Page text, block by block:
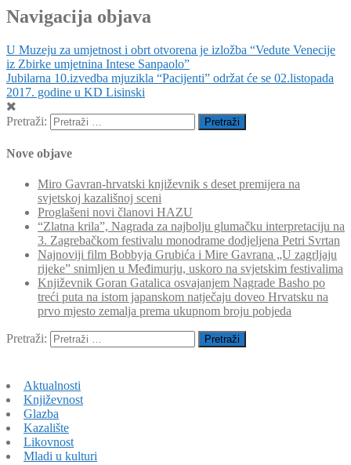
Navigacija objava
U Muzeju za umjetnost i obrt otvorena je izložba “Vedute Venecije
iz Zbirke umjetnina Intese Sanpaolo”
Jubilarna 10.izvedba mjuzikla “Pacijenti” održat će se 02.listopada
2017. godine u KD Lisinski
Pretraži:
Nove objave
Miro Gavran-hrvatski književnik s deset premijera na
svjetskoj kazališnoj sceni
Proglašeni novi članovi HAZU
“Zlatna krila”, Nagrada za najbolju glumačku interpretaciju na
3. Zagrebačkom festivalu monodrame dodjeljena Petri Svrtan
Najnoviji film Bobbyja Grubića i Mire Gavrana „U zagrljaju
rijeke” snimljen u Međimurju, uskoro na svjetskim festivalima
Književnik Goran Gatalica osvajanjem Nagrade Basho po
treći puta na istom japanskom natječaju doveo Hrvatsku na
prvo mjesto zemalja prema ukupnom broju pobjeda
Pretraži:
Aktualnosti
Književnost
Glazba
Kazalište
Likovnost
Mladi u kulturi